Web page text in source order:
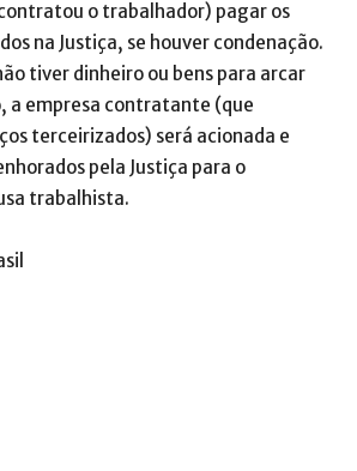
o trabalhador) pagar os
na Justiça, se houver condenação.
tiver dinheiro ou bens para arcar
a empresa contratante (que
terceirizados) será acionada e
pela Justiça para o
trabalhista.